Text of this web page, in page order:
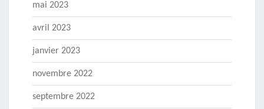
mai 2023
avril 2023
janvier 2023
novembre 2022
septembre 2022